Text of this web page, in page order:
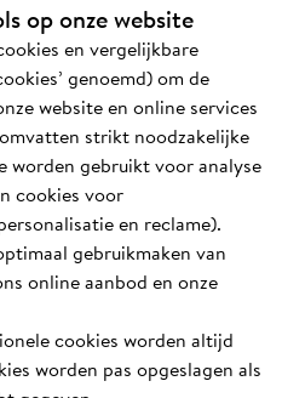
op onze website
en vergelijkbare
genoemd) om de
website en online services
strikt noodzakelijke
worden gebruikt voor analyse
cookies voor
en reclame).
gebruikmaken van
online aanbod en onze
cookies worden altijd
worden pas opgeslagen als